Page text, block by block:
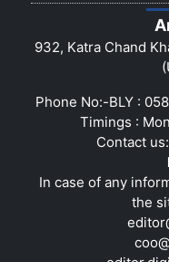
932, Katra Chand
Phone No:-BLY :
Timings :
Contact us:
In case of any
the